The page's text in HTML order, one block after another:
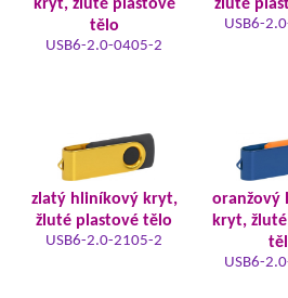
kryt, žluté plastové
tělo
USB6-2.0-0405-2
žluté
USB6-
zlatý hliníkový kryt,
žluté plastové tělo
USB6-2.0-2105-2
oranžový
kryt,
USB6-